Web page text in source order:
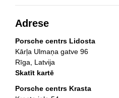
Adrese
Porsche centrs Lidosta
Kārļa Ulmaņa gatve 96
Rīga, Latvija
Skatīt kartē
Porsche centrs Krasta